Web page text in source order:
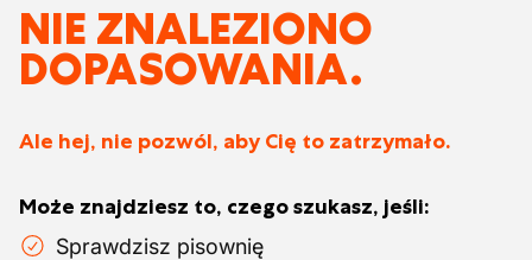
NIE ZNALEZIONO
DOPASOWANIA.
Ale hej, nie pozwól, aby Cię to zatrzymało.
Może znajdziesz to, czego szukasz, jeśli:
Sprawdzisz pisownię